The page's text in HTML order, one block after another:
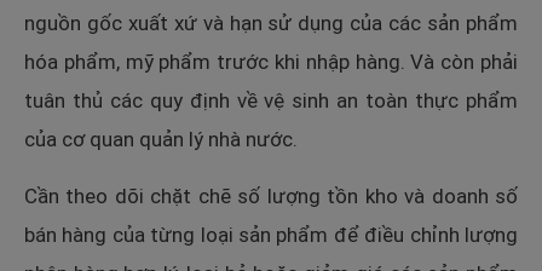
nguồn gốc xuất xứ và hạn sử dụng của các sản phẩm
hóa phẩm, mỹ phẩm trước khi nhập hàng. Và còn phải
tuân thủ các quy định về vệ sinh an toàn thực phẩm
của cơ quan quản lý nhà nước.
Cần theo dõi chặt chẽ số lượng tồn kho và doanh số
bán hàng của từng loại sản phẩm để điều chỉnh lượng